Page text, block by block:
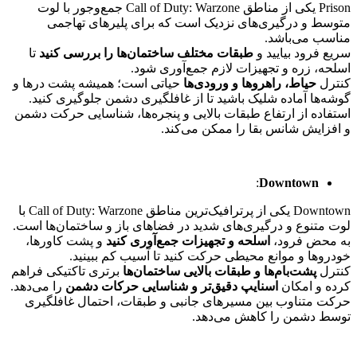
Prison یکی از مناطق Call of Duty: Warzone جمع‌وجور با لوت
متوسط و درگیری‌های نزدیک است که برای پلیرهای تهاجمی
مناسب می‌باشد.
سریع فرود بیایید و طبقات مختلف ساختمان‌ها را بررسی کنید تا
اسلحه، زره و تجهیزات لازم جمع‌آوری شود.
کنترل حیاط، راهروها و ورودی‌ها حیاتی است؛ همیشه پشت درها و
گوشه‌ها آماده شلیک باشید تا از غافلگیری دشمن جلوگیری کنید.
استفاده از ارتفاع طبقات بالایی و پنجره‌ها، شناسایی حرکت دشمن
و افزایش شانس بقا را ممکن می‌کند.
Downtown
:
Downtown یکی از پرترافیک‌ترین مناطق Call of Duty: Warzone با
لوت متنوع و درگیری‌های شدید در فضاهای باز و ساختمان‌ها است.
به محض فرود، اسلحه و تجهیزات جمع‌آوری کنید و پشت کاورها،
خودروها و موانع محیطی حرکت کنید تا آسیب کم ببینید.
کنترل پشت‌بام‌ها و طبقات بالایی ساختمان‌ها برتری تاکتیکی فراهم
کرده و امکان اسنایپ دقیق‌تر و شناسایی حرکات دشمن را می‌دهد.
حرکت متناوب بین مسیرهای جانبی و طبقات، احتمال غافلگیری
توسط دشمن را کاهش می‌دهد.